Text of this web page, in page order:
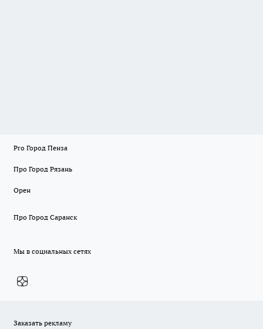
Pro Город Пенза
Про Город Рязань
Орен
Про Город Саранск
Мы в социальных сетях
Заказать рекламу